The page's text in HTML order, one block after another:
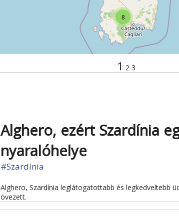
8
1 2 3
Alghero, ezért Szardínia
nyaralóhelye
#Szardínia
Alghero, Szardínia leglátogatottabb és legkedveltebb
övezett.